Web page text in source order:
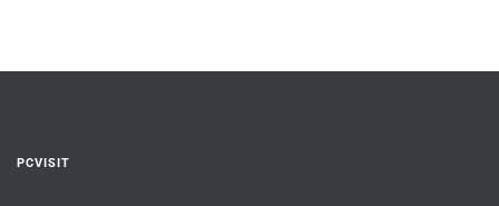
PCVISIT